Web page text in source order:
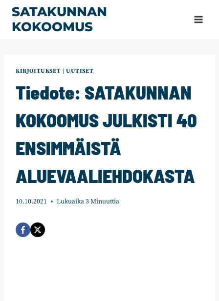
Siirry
sisältöön
SATAKUNNAN
KOKOOMUS
KIRJOITUKSET UUTISET
Tiedote: SATAKUNNAN
KOKOOMUS JULKISTI 40
ENSIMMÄISTÄ
ALUEVAALIEHDOKASTA
10.10.2021 Lukuaika3Minuuttia